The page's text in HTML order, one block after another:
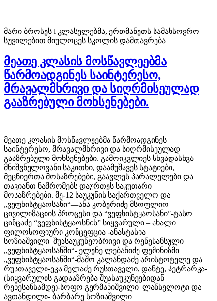
მარი ბროსეს l კლასელებმა, ერთმანეთს სამახსოვრო
სუვილებით მიულოცეს სკოლის დამთავრება
მეათე კლასის მოსწავლეებმა
წარმოადგინეს საინტერესო,
მრავალმხრივი და სიღრმისეულად
გააზრებული მოხსენებები.
მეათე კლასის მოსწავლეებმა წარმოადგინეს
საინტერესო, მრავალმხრივი და სიღრმისეულად
გააზრებული მოხსენებები. გამოიკვლიეს სხვადასხვა
მნიშვნელოვანი საკითხი, დაამუშავეს სტატიები,
მეცნიერთა მოსაზრებები, გაავლეს პარალელები და
თავიანთ ნაშრომებს დაურთეს საკუთარი
მოსაზრებები. მე-12 საუკუნის საქართველო და
„ვეფხისტყაოსანი“—ანა კობერიძე მსოფლიო
ცივილიზაციის პროცესი და “ვეფხისტყაოსანი”-ტასო
ცინცაძე “ვეფხისტყაოსნის” სიყვარული – ახალი
ფილოსოფიური კონცეფცია -ანასტასია
სოზიაშვილი შუასაუკუნეობრივი და რენესანსული
„ვეფხისტყაოსანში“- ელენე ლებანიძე ფემინიზმი
„ვეფხისტყაოსანში“-მაშო კალანდაძე არისტოტელე და
რუსთაველი-ეკა მელაძე რუსთაველი, დანტე, პეტრარკა-
(სიყვარულის გადააზრება შუასაუკუნეებიდან
რენესანსამდე)-სოფო გერმანიშვილი ლანსელოტი და
ავთანდილი- ბარბარე სოზიაშვილი